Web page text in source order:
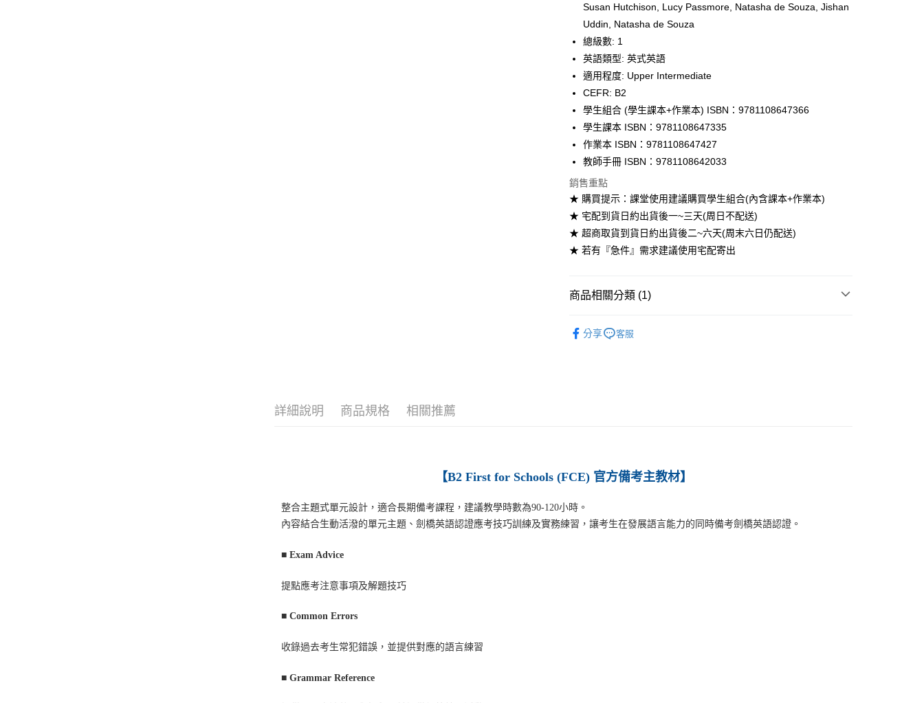
運送方式
全家取貨付款
每筆NT$60
付款後全家取貨
每筆NT$60
7-11取貨付款
每筆NT$60
付款後7-11取貨
每筆NT$60
宅配-台灣本島
每筆NT$100
每筆NT$160
Susan Hutchison, Lucy Passmore, Natasha de Souza, Jishan
Uddin, Natasha de Souza
總級數: 1
英語類型: 英式英語
適用程度: Upper Intermediate
CEFR: B2
學生組合 (學生課本+作業本) ISBN：9781108647366
學生課本 ISBN：9781108647335
作業本 ISBN：9781108647427
教師手冊 ISBN：9781108642033
銷售重點
★ 購買提示：課堂使用建議購買學生組合(內含課本+作業本)
★ 宅配到貨日約出貨後一~三天(周日不配送)
★ 超商取貨到貨日約出貨後二~六天(周末六日仍配送)
★ 若有『急件』需求建議使用宅配寄出
商品相關分類 (1)
分享
客服
詳細說明 商品規格 相關推薦
【B2 First for Schools (FCE) 官方備考主教材】
整合主題式單元設計，適合長期備考課程，建議教學時數為90-120小時。
內容結合生動活潑的單元主題、劍橋英語認證應考技巧訓練及實務練習，讓考生在發展語言能力的同時備考劍橋英語認證。
■Exam Advice
提點應考注意事項及解題技巧
■ Common Errors
收錄過去考生常犯錯誤，並提供對應的語言練習
■Grammar Reference